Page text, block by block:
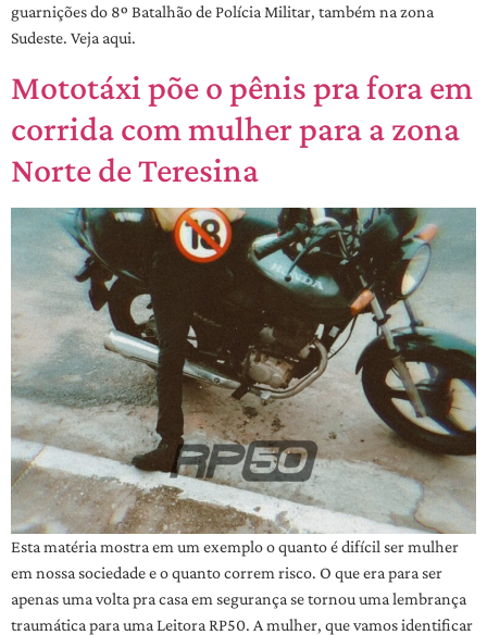
guarnições do 8º Batalhão de Polícia Militar, também na zona
Sudeste. Veja aqui.
Mototáxi põe o pênis pra fora em
corrida com mulher para a zona
Norte de Teresina
Esta matéria mostra em um exemplo o quanto é difícil ser mulher
em nossa sociedade e o quanto correm risco. O que era para ser
apenas uma volta pra casa em segurança se tornou uma lembrança
traumática para uma Leitora RP50. A mulher, que vamos identificar